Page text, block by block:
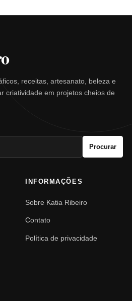
receitas, artesanato, beleza e
criatividade em projetos cheios de
Procurar
INFORMAÇÕES
Sobre Katia Ribeiro
Contato
Política de privacidade